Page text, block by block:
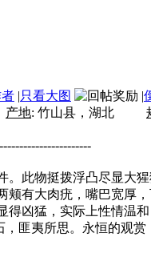
|只看大图 |
产地: 竹山县，湖北
此物挺拨浮凸尽显大
有大肉疣，嘴巴宽厚
凶猛，实际上性情温
匪夷所思。永恒的观赏